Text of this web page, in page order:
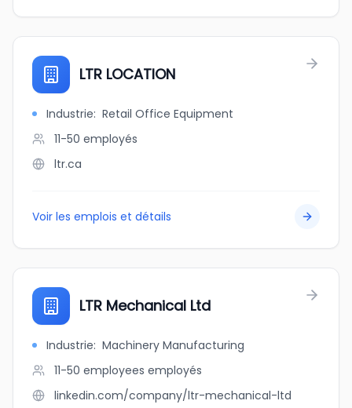
LTR LOCATION
Industrie: Retail Office Equipment
11-50 employés
ltr.ca
Voir les emplois et détails
LTR Mechanical Ltd
Industrie: Machinery Manufacturing
11-50 employees employés
linkedin.com/company/ltr-mechanical-ltd